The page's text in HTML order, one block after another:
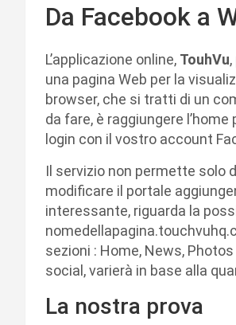
Da Facebook a
L’applicazione online, TouhVu
una pagina Web per la
browser, che si tratti di un
da fare, è raggiungere
login con il vostro account
Il servizio non permette solo
modificare il portale
interessante, riguarda la
sezioni : Home, News,
social, varierà in base alla
La nostra prova